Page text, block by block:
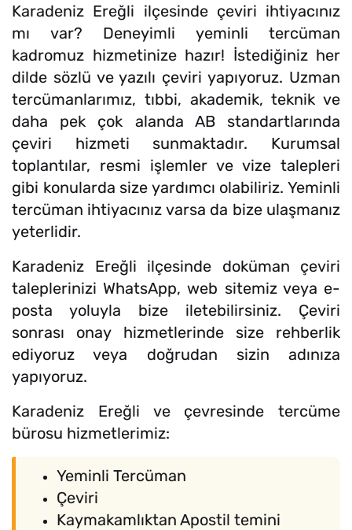
Karadeniz Ereğli ilçesinde çeviri ihtiyacınız
mı var? Deneyimli yeminli tercüman
kadromuz hizmetinize hazır! İstediğiniz her
dilde sözlü ve yazılı çeviri yapıyoruz. Uzman
tercümanlarımız, tıbbi, akademik, teknik ve
daha pek çok alanda AB standartlarında
çeviri hizmeti sunmaktadır. Kurumsal
toplantılar, resmi işlemler ve vize talepleri
gibi konularda size yardımcı olabiliriz. Yeminli
tercüman ihtiyacınız varsa da bize ulaşmanız
yeterlidir.
Karadeniz Ereğli ilçesinde doküman çeviri
taleplerinizi WhatsApp, web sitemiz veya e-
posta yoluyla bize iletebilirsiniz. Çeviri
sonrası onay hizmetlerinde size rehberlik
ediyoruz veya doğrudan sizin adınıza
yapıyoruz.
Karadeniz Ereğli ve çevresinde tercüme
bürosu hizmetlerimiz:
Yeminli Tercüman
Çeviri
Kaymakamlıktan Apostil temini